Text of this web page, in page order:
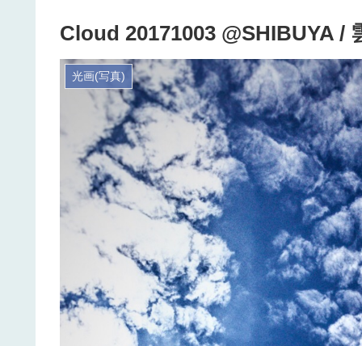
Cloud 20171003 @SHIBUYA /
光画(写真)